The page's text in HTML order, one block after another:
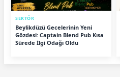
SEKTÖR
Beylikdüzü Gecelerinin Yeni
Gözdesi: Captain Blend Pub Kısa
Sürede İlgi Odağı Oldu